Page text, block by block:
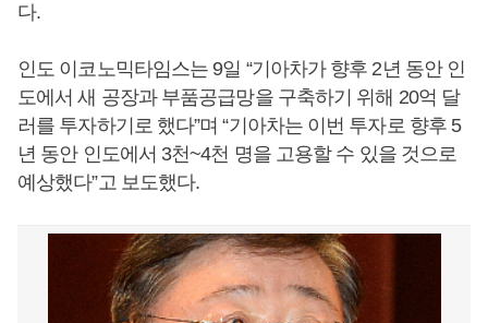
다.
인도 이코노믹타임스는 9일 “기아차가 향후 2년 동안 인
도에서 새 공장과 부품공급망을 구축하기 위해 20억 달
러를 투자하기로 했다”며 “기아차는 이번 투자로 향후 5
년 동안 인도에서 3천~4천 명을 고용할 수 있을 것으로
예상했다”고 보도했다.